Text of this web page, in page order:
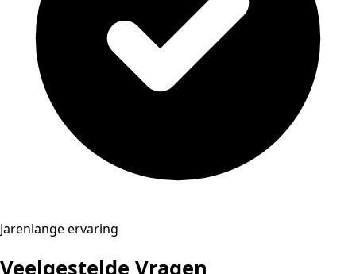
Jarenlange ervaring
Veelgestelde Vragen